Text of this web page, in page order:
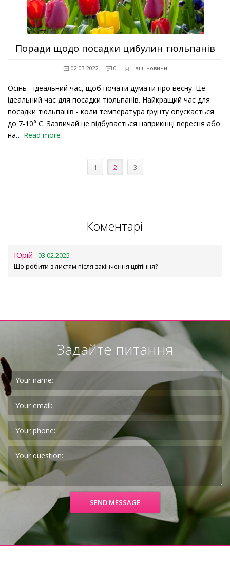
Поради щодо посадки цибулин тюльпанів
02.03.2022 0 Наші новини
Осінь - ідеальний час, щоб почати думати про весну. Це
ідеальний час для посадки тюльпанів. Найкращий час для
посадки тюльпанів - коли температура ґрунту опускається
до 7-10° C. Зазвичай це відбувається наприкінці вересня або
на… Read more
1 2 3
Коментарі
Юрій - 03.02.2025
Що робити з листям після закінчення цвітіння?
Задайте питання